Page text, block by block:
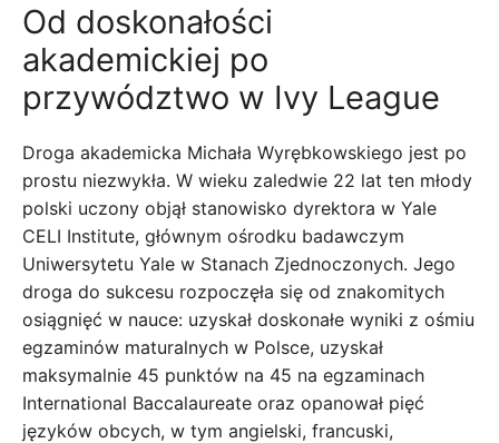
Od doskonałości
akademickiej po
przywództwo w Ivy League
Droga akademicka Michała Wyrębkowskiego jest po
prostu niezwykła. W wieku zaledwie 22 lat ten młody
polski uczony objął stanowisko dyrektora w Yale
CELI Institute, głównym ośrodku badawczym
Uniwersytetu Yale w Stanach Zjednoczonych. Jego
droga do sukcesu rozpoczęła się od znakomitych
osiągnięć w nauce: uzyskał doskonałe wyniki z ośmiu
egzaminów maturalnych w Polsce, uzyskał
maksymalnie 45 punktów na 45 na egzaminach
International Baccalaureate oraz opanował pięć
języków obcych, w tym angielski, francuski,